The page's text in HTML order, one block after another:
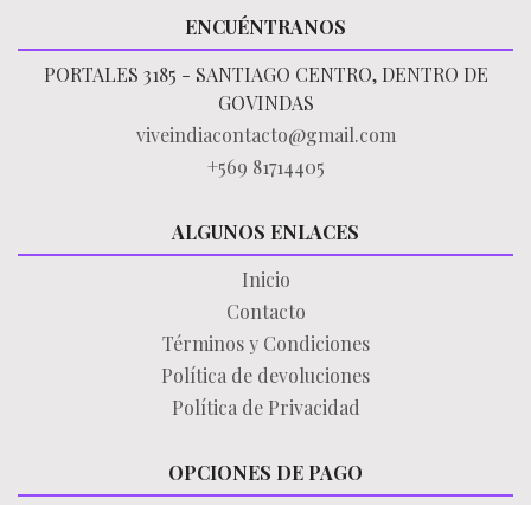
ENCUÉNTRANOS
PORTALES 3185 - SANTIAGO CENTRO, DENTRO DE
GOVINDAS
viveindiacontacto@gmail.com
+569 81714405
ALGUNOS ENLACES
Inicio
Contacto
Términos y Condiciones
Política de devoluciones
Política de Privacidad
OPCIONES DE PAGO